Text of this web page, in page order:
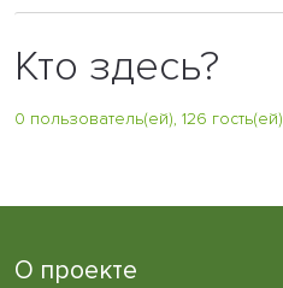
Кто здесь?
0 пользователь(ей), 126 гость(ей)
О проекте